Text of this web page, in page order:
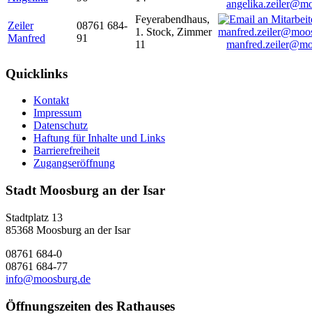
Zeiler
Manfred
08761 684-
91
Feyerabendhaus,
1. Stock, Zimmer
11
Quicklinks
Kontakt
Impressum
Datenschutz
Haftung für Inhalte und Links
Barrierefreiheit
Zugangseröffnung
Stadt Moosburg an der Isar
Stadtplatz 13
85368 Moosburg an der Isar
08761 684-0
08761 684-77
info@moosburg.de
Öffnungszeiten des Rathauses